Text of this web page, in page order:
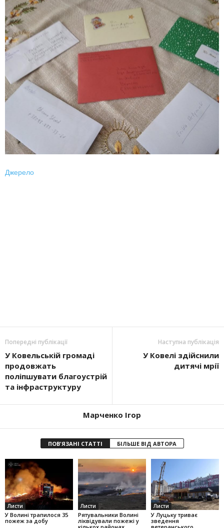
Джерело
Попередні публікації
У Ковельській громаді
продовжать
поліпшувати благоустрій
та інфраструктуру
Наступна публікація
У Ковелі здійснили
дитячі мрії
Марченко Ігор
ПОВ'ЯЗАНІ СТАТТІ БІЛЬШЕ ВІД АВТОРА
Листи
У Волині трапилося 35
пожеж за добу
Листи
Рятувальники Волині
ліквідували пожежі у
Листи
У Луцьку триває
зведення